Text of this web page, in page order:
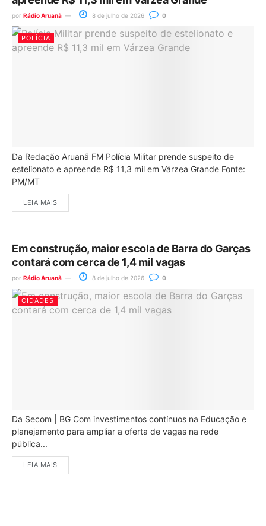
por Rádio Aruanã 8 de julho de 2026 0
POLÍCIA
Da Redação Aruanã FM Polícia Militar prende suspeito de
estelionato e apreende R$ 11,3 mil em Várzea Grande Fonte:
PM/MT
LEIA MAIS
Em construção, maior escola de Barra do Garças
contará com cerca de 1,4 mil vagas
por Rádio Aruanã 8 de julho de 2026 0
CIDADES
Da Secom | BG Com investimentos contínuos na Educação e
planejamento para ampliar a oferta de vagas na rede
pública...
LEIA MAIS